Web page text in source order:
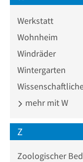
Werkstatt
Wohnheim
Windräder
Wintergarten
mehr mit W
Z
Zoologischer